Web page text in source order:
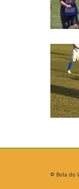
© Bola do